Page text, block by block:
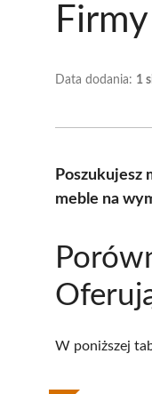
Data dodania: 1
Poszukujesz
meble na
W poniższej